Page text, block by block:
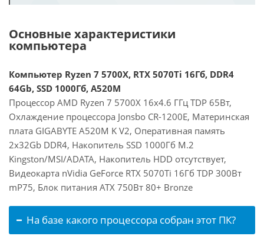
Основные характеристики
компьютера
Компьютер Ryzen 7 5700X, RTX 5070Ti 16Гб, DDR4
64Gb, SSD 1000Гб, A520M
Процессор AMD Ryzen 7 5700X 16x4.6 ГГц TDP 65Вт,
Охлаждение процессора Jonsbo CR-1200E, Материнская
плата GIGABYTE A520M K V2, Оперативная память
2x32Gb DDR4, Накопитель SSD 1000Гб M.2
Kingston/MSI/ADATA, Накопитель HDD отсутствует,
Видеокарта nVidia GeForce RTX 5070Ti 16Гб TDP 300Вт
mP75, Блок питания ATX 750Вт 80+ Bronze
На базе какого процессора собран этот ПК?